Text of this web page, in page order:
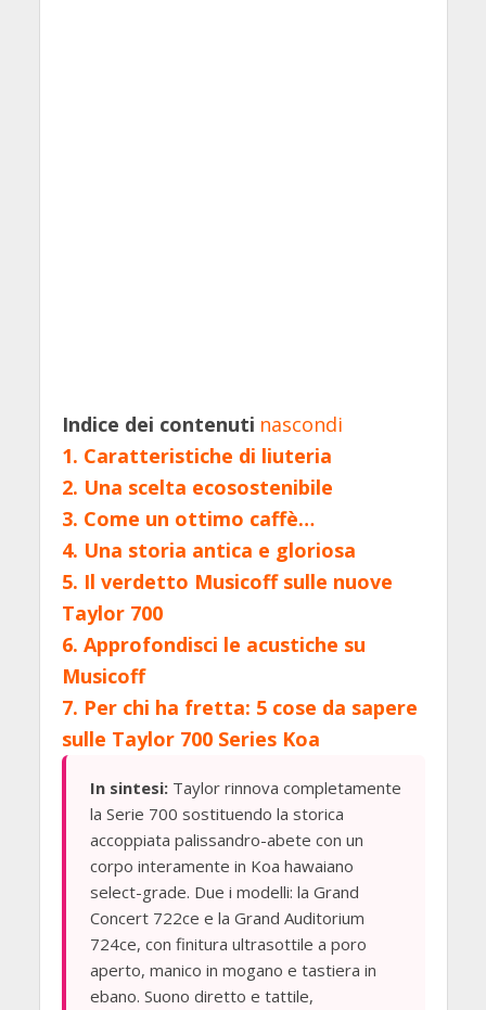
Indice dei contenuti nascondi
1. Caratteristiche di liuteria
2. Una scelta ecosostenibile
3. Come un ottimo caffè…
4. Una storia antica e gloriosa
5. Il verdetto Musicoff sulle nuove
Taylor 700
6. Approfondisci le acustiche su
Musicoff
7. Per chi ha fretta: 5 cose da sapere
sulle Taylor 700 Series Koa
In sintesi:Taylor rinnova completamente
la Serie 700 sostituendo la storica
accoppiata palissandro-abete con un
corpo interamente in Koa hawaiano
select-grade. Due i modelli: la Grand
Concert 722ce e la Grand Auditorium
724ce, con finitura ultrasottile a poro
aperto, manico in mogano e tastiera in
ebano. Suono diretto e tattile,